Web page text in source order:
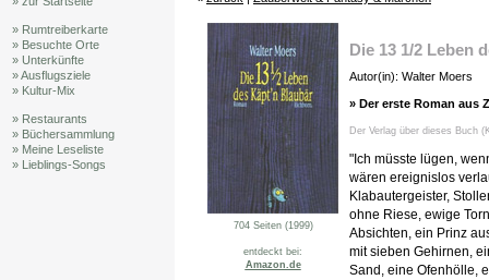
» Rumtreiberkarte
» Besuchte Orte
» Unterkünfte
» Ausflugsziele
» Kultur-Mix
» Restaurants
» Büchersammlung
» Meine Leseliste
» Lieblings-Songs
704 Seiten (1999)
entdeckt bei:
Amazon.de
Die 13 1/2 Leben
Autor(in): Walter Moers
» Der erste Roman aus
Der Verlag über dieses Buch
"Ich müsste lügen,
wären ereignislos
Klabautergeister,
ohne Riese, ewige
Absichten, ein Prinz
mit sieben Gehirnen,
Sand, eine Ofenhölle,